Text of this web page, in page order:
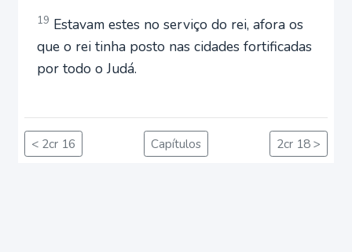
19 Estavam estes no serviço do rei, afora os
que o rei tinha posto nas cidades fortificadas
por todo o Judá.
< 2cr 16 Capítulos 2cr 18 >